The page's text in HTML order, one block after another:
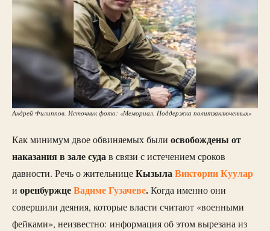
Андрей Филиппов. Источник фото: «Мемориал. Поддержка политзаключенных»
Как минимум двое обвиняемых были освобождены от
наказания в зале судав связи с истечением сроков
давности. Речь о жительницеКызылаВиктории Куулар
и оренбуржцеВадиме Гузачеве.Когда именно они
совершили деяния, которые власти считают «военными
фейками», неизвестно: информация об этом вырезана из